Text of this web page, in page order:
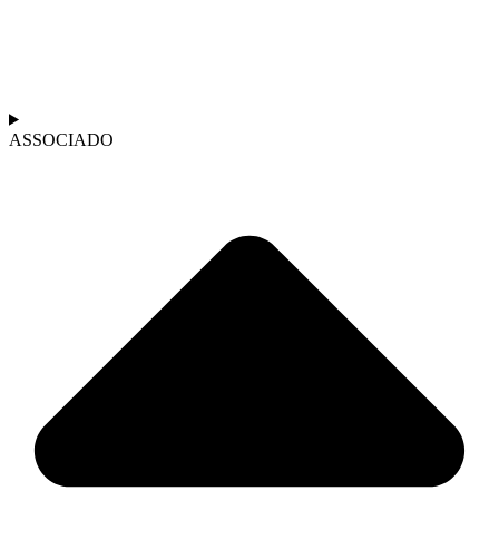
ASSOCIADO